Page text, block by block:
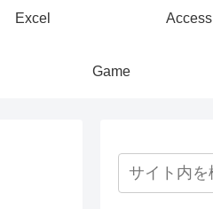
Excel Access
Game